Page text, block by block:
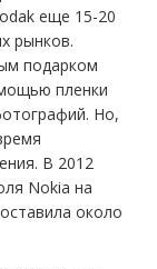
еще 15-20
рынков.
подарком
пленки
Но,
В 2012
Nokia на
около